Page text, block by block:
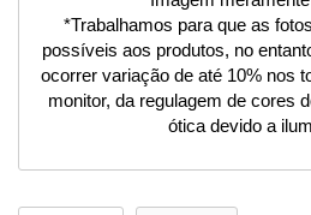
*Trabalhamos para que as
possíveis aos produtos, no
ocorrer variação de até 10% nos
monitor, da regulagem de cores
ótica devido a